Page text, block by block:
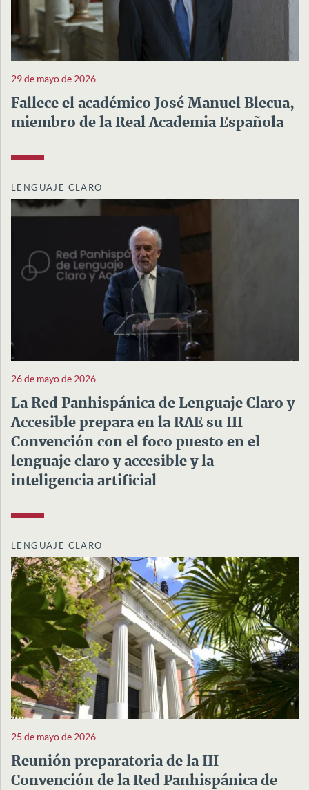
29 de mayo de 2026
Fallece el académico José Manuel Blecua,
miembro de la Real Academia Española
LENGUAJE CLARO
26 de mayo de 2026
La Red Panhispánica de Lenguaje Claro y
Accesible prepara en la RAE su III
Convención con el foco puesto en el
lenguaje claro y accesible y la
inteligencia artificial
LENGUAJE CLARO
25 de mayo de 2026
Reunión preparatoria de la III
Convención de la Red Panhispánica de